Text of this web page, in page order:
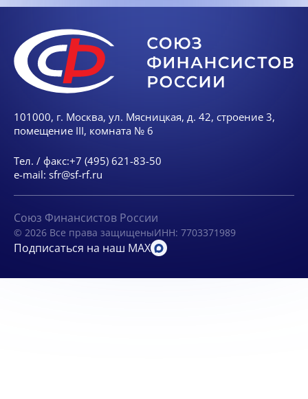
101000, г. Москва, ул. Мясницкая, д. 42, строение 3,
помещение III, комната № 6
Тел. / факс:+7 (495) 621-83-50
e-mail: sfr@sf-rf.ru
Союз Финансистов России
© 2026 Все права защищеныИНН: 7703371989
Подписаться на наш MAX